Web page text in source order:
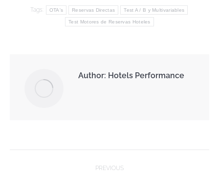
Tags: OTA's Reservas Directas Test A / B y Multivariables
Test Motores de Reservas Hoteles
Author: Hotels Performance
PREVIOUS